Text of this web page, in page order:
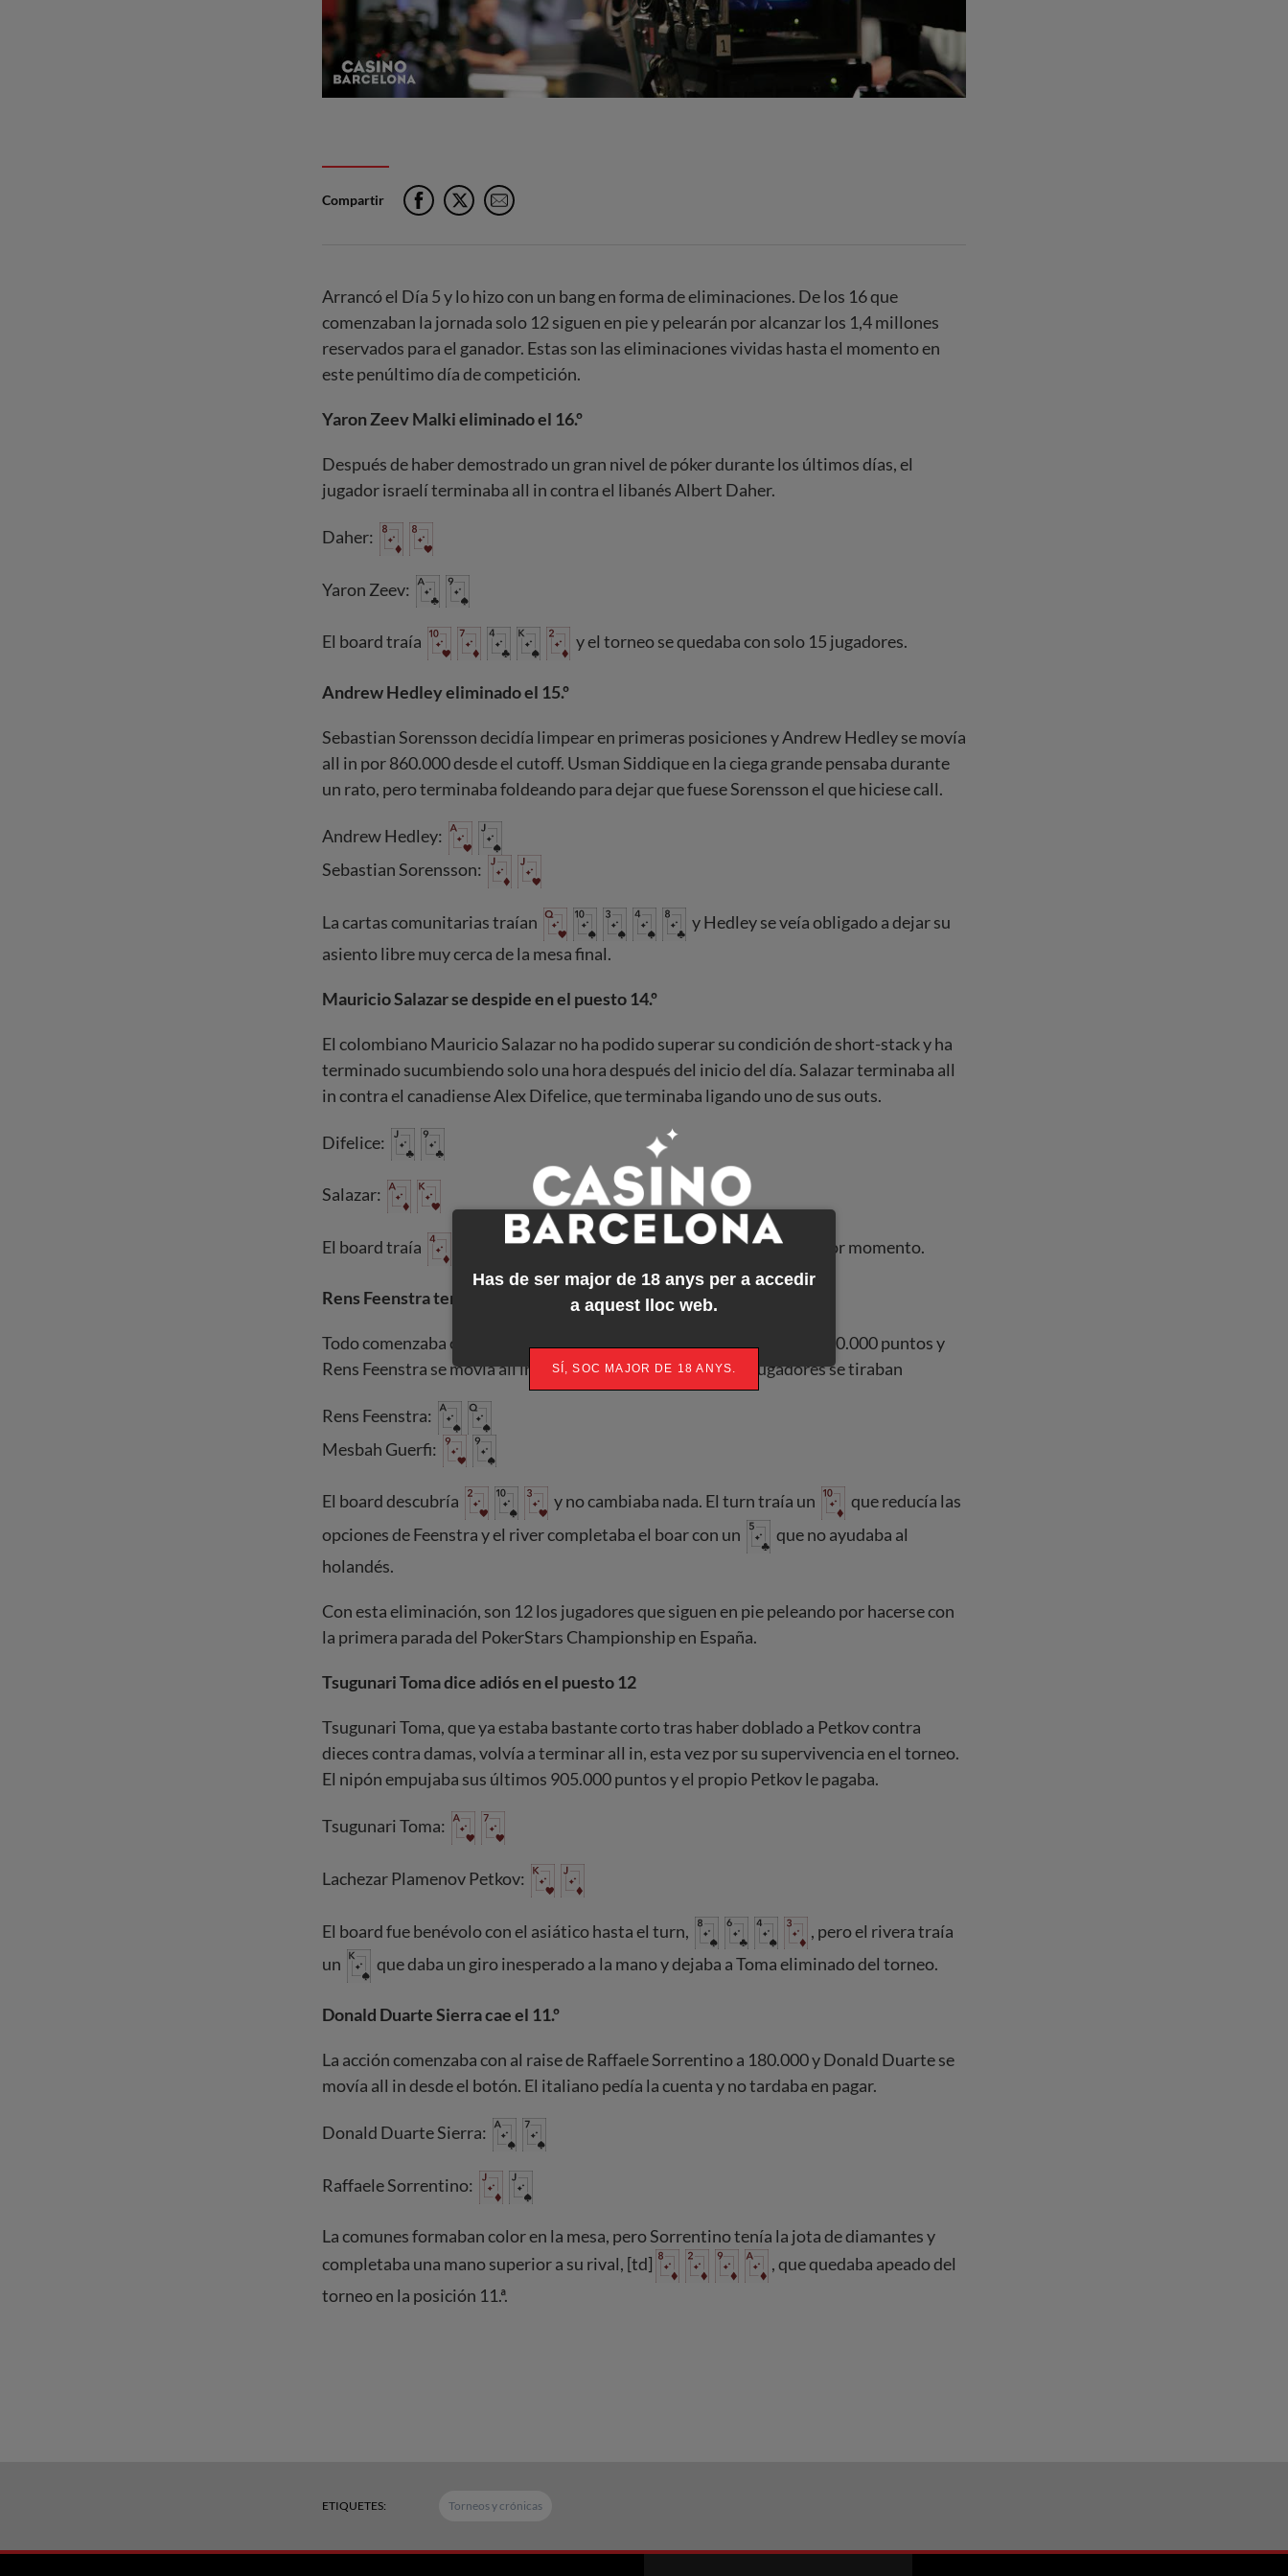
Compartir Facebook
X
Arrancó el Día 5 y lo hizo con un bang en forma de eliminaciones. De los 16 que
comenzaban la jornada solo 12 siguen en pie y pelearán por alcanzar los 1,4 millones
reservados para el ganador. Estas son las eliminaciones vividas hasta el momento en
este penúltimo día de competición.
Yaron Zeev Malki eliminado el 16.º
Después de haber demostrado un gran nivel de póker durante los últimos días, el
jugador israelí terminaba all in contra el libanés Albert Daher.
Daher:
Yaron Zeev:
El board traía y el torneo se quedaba con solo 15 jugadores.
Andrew Hedley eliminado el 15.º
Sebastian Sorensson decidía limpear en primeras posiciones y Andrew Hedley se movía
all in por 860.000 desde el cutoff. Usman Siddique en la ciega grande pensaba durante
un rato, pero terminaba foldeando para dejar que fuese Sorensson el que hiciese call.
Andrew Hedley:
Sebastian Sorensson:
La cartas comunitarias traían
y Hedley se veía obligado a dejar su
asiento libre muy cerca de la mesa final.
Mauricio Salazar se despide en el puesto 14.º
El colombiano Mauricio Salazar no ha podido superar su condición de short-stack y ha
terminado sucumbiendo solo una hora después del inicio del día. Salazar terminaba all
in contra el canadiense Alex Difelice, que terminaba ligando uno de sus outs.
Difelice:
Salazar:
El board traía y Salazar se quedaba fuera en el peor momento.
Rens Feenstra termina su aventura en el puesto 13
Todo comenzaba cuando Mesbah Guerfi abría en under the gun por 130.000 puntos y
Rens Feenstra se movía all in por 1.025.000. El resto de los jugadores se tiraban
Rens Feenstra:
Mesbah Guerfi:
El board descubría y no cambiaba nada. El turn traía un
que reducía las
opciones de Feenstra y el river completaba el boar con un
que no ayudaba al
holandés.
Con esta eliminación, son 12 los jugadores que siguen en pie peleando por hacerse con
la primera parada del PokerStars Championship en España.
Tsugunari Toma dice adiós en el puesto 12
Tsugunari Toma, que ya estaba bastante corto tras haber doblado a Petkov contra
dieces contra damas, volvía a terminar all in, esta vez por su supervivencia en el torneo.
El nipón empujaba sus últimos 905.000 puntos y el propio Petkov le pagaba.
Tsugunari Toma:
Lachezar Plamenov Petkov:
El board fue benévolo con el asiático hasta el turn,
, pero el rivera traía
un
que daba un giro inesperado a la mano y dejaba a Toma eliminado del torneo.
Donald Duarte Sierra cae el 11.º
La acción comenzaba con al raise de Raffaele Sorrentino a 180.000 y Donald Duarte se
movía all in desde el botón. El italiano pedía la cuenta y no tardaba en pagar.
Donald Duarte Sierra:
Raffaele Sorrentino:
La comunes formaban color en la mesa, pero Sorrentino tenía la jota de diamantes y
completaba una mano superior a su rival, [td]
, que quedaba apeado del
torneo en la posición 11.ª.
ETIQUETES: Torneos y crónicas
Has de ser major de 18 anys per a accedir
a aquest lloc web.
SÍ, SOC MAJOR DE 18 ANYS.